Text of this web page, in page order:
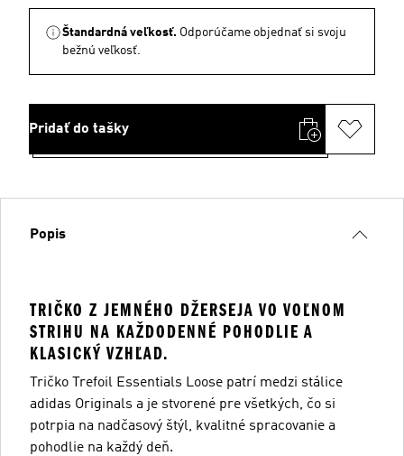
Štandardná veľkosť. Odporúčame objednať si svoju
bežnú veľkosť.
Pridať do tašky
Popis
TRIČKO Z JEMNÉHO DŽERSEJA VO VOĽNOM
STRIHU NA KAŽDODENNÉ POHODLIE A
KLASICKÝ VZHĽAD.
Tričko Trefoil Essentials Loose patrí medzi stálice
adidas Originals a je stvorené pre všetkých, čo si
potrpia na nadčasový štýl, kvalitné spracovanie a
pohodlie na každý deň.